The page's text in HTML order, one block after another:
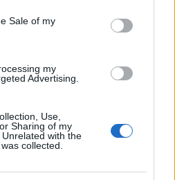
Sale of my
my
Advertising.
Use,
Sharing of my
with the
collected.